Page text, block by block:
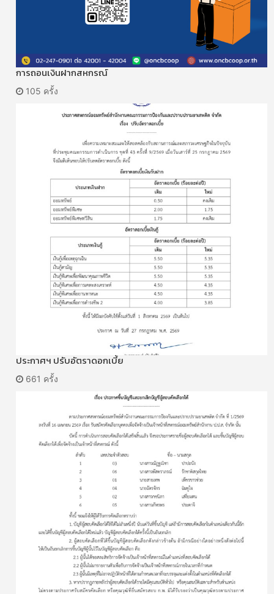
การถอนเงินฝากสหกรณ์
105 ครั้ง
ประกาศฯ ปรับอัตราดอกเบี้ย
661 ครั้ง